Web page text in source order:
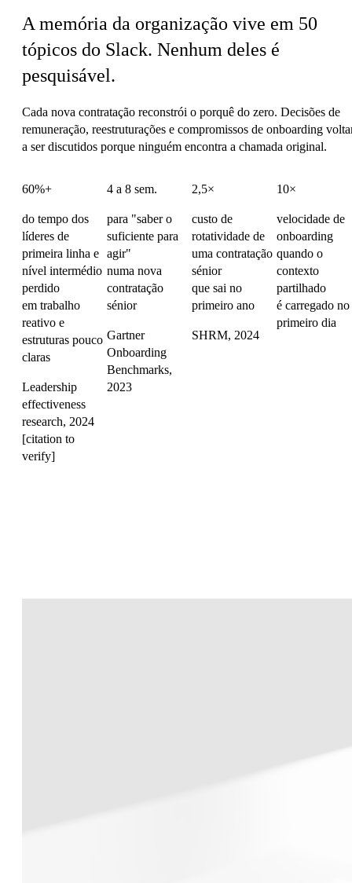
A memória da organização vive em 50
tópicos do Slack. Nenhum deles é
pesquisável.
Cada nova contratação reconstrói o porquê do zero. Decisões de
remuneração, reestruturações e compromissos de onboarding
a ser discutidos porque ninguém encontra a chamada original.
60%+
do tempo dos
líderes de
primeira linha e
nível intermédio
perdido
em trabalho
reativo e
estruturas pouco
claras
Leadership
effectiveness
research, 2024
[citation to
verify]
4 a 8 sem.
para "saber o
suficiente para
agir"
numa nova
contratação
sénior
Gartner
Onboarding
Benchmarks,
2023
2,5×
custo de
rotatividade de
uma contratação
sénior
que sai no
primeiro ano
SHRM, 2024
10×
velocidade de
onboarding
quando o
contexto
partilhado
é carregado no
primeiro dia